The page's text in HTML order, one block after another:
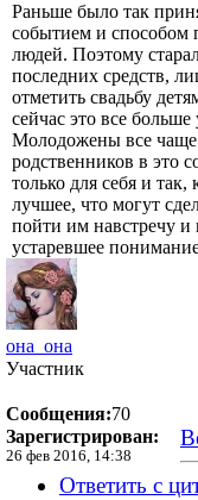
Раньше было так
событием и способом
людей. Поэтому
последних средств,
отметить свадьбу
сейчас это все
Молодожены все чаще
родственников в это
только для себя и
лучшее, что могут
пойти им навстречу и
устаревшее
она_она
Участник
Сообщения:70
Зарегистрирован:
26 фев 2016, 14:38
Ответить с